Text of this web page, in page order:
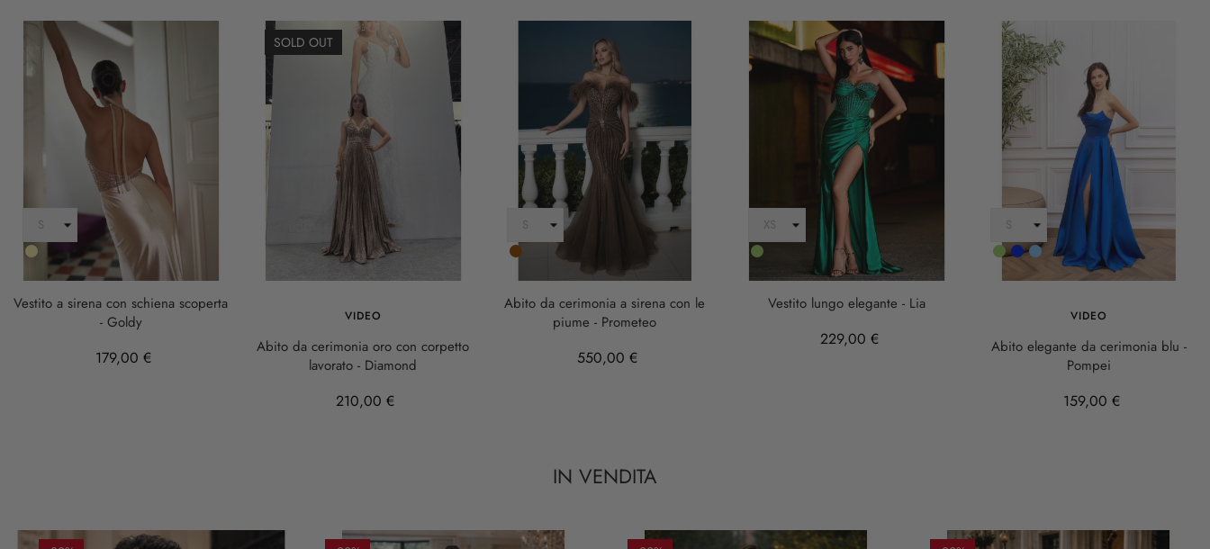
Oro
Vestito a sirena con schiena scoperta
- Goldy
179,00 €
SOLD OUT
VIDEO
Abito da cerimonia oro con corpetto
lavorato - Diamond
210,00 €
Marrone
Abito da cerimonia a sirena con le
piume - Prometeo
550,00 €
Verde
Vestito lungo elegante - Lia
229,00 €
VIDEO
VerdeCobalto
AZZURRO
Abito elegante da cerimonia blu -
Pompei
159,00 €
IN VENDITA